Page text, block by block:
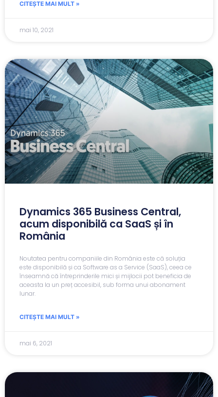
CITEȘTE MAI MULT »
mai 10, 2021
Dynamics 365 Business Central,
acum disponibilă ca SaaS și în
România
Noutatea pentru companiile din România este că soluția
este disponibilă și ca Software as a Service (SaaS), ceea ce
înseamnă că întreprinderile mici și mijlocii pot beneficia de
aceasta la un preț accesibil, sub forma unui abonament
lunar.
CITEȘTE MAI MULT »
mai 6, 2021